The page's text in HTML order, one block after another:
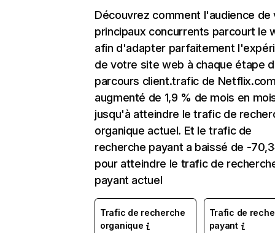
Découvrez comment l'audience de
principaux concurrents parcourt le
afin d'adapter parfaitement
de votre site web à chaque étape
parcours client.trafic de
augmenté de 1,9 % de mois en
jusqu'à atteindre le trafic de
organique actuel. Et le trafic de
recherche payant a baissé de -
pour atteindre le trafic de
payant actuel
Trafic de recherche
organique
Trafic de
payant